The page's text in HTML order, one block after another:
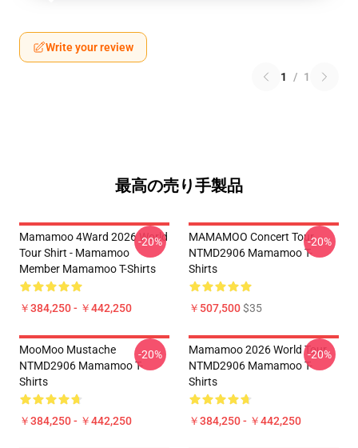
Write your review
1 / 1
最高の売り手製品
Mamamoo 4Ward 2026 World
Tour Shirt - Mamamoo
Member Mamamoo T-Shirts
￥384,250 - ￥442,250
-20%
MAMAMOO Concert Tour
NTMD2906 Mamamoo T-
Shirts
￥507,500$35
-20%
MooMoo Mustache
NTMD2906 Mamamoo T-
Shirts
￥384,250 - ￥442,250
-20%
Mamamoo 2026 World Tour
NTMD2906 Mamamoo T-
Shirts
￥384,250 - ￥442,250
-20%